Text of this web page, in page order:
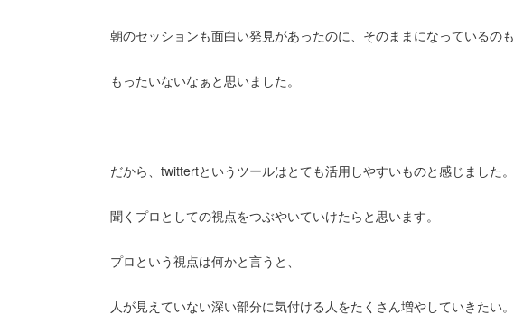
朝のセッションも面白い発見があったのに、そのままになっているのも
もったいないなぁと思いました。
だから、twittertというツールはとても活用しやすいものと感じました。
聞くプロとしての視点をつぶやいていけたらと思います。
プロという視点は何かと言うと、
人が見えていない深い部分に気付ける人をたくさん増やしていきたい。